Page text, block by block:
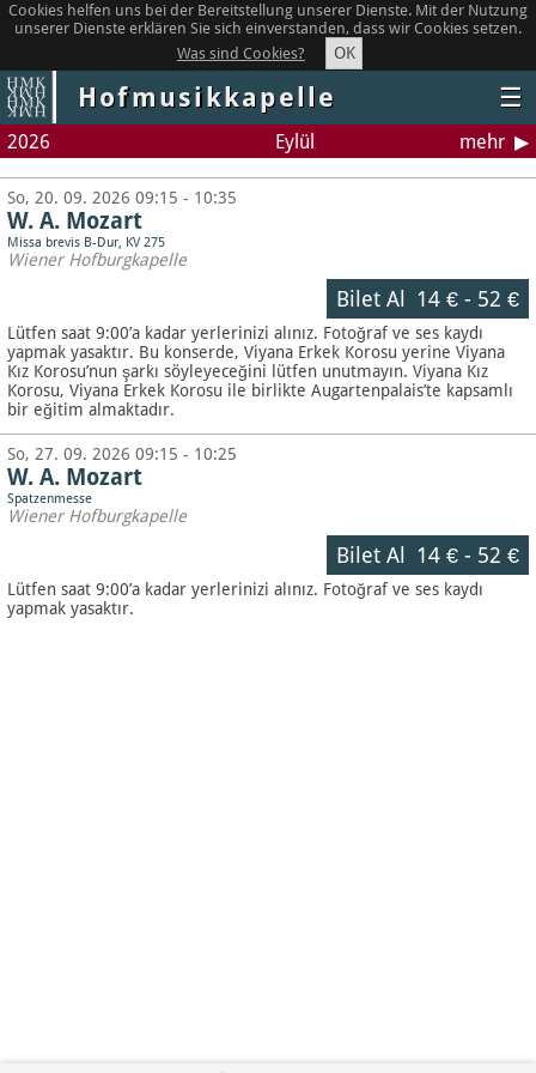
Cookies helfen uns bei der Bereitstellung unserer Dienste. Mit der Nutzung
unserer Dienste erklären Sie sich einverstanden, dass wir Cookies setzen.
Was sind Cookies?
OK
Hofmusikkapelle ☰
2026 Eylül mehr
So, 20. 09. 2026 09:15 - 10:35
W. A. Mozart
Missa brevis B-Dur, KV 275
Wiener Hofburgkapelle
Bilet Al 14 €- 52 €
Lütfen saat 9:00’a kadar yerlerinizi alınız. Fotoğraf ve ses kaydı
yapmak yasaktır. Bu konserde, Viyana Erkek Korosu yerine Viyana
Kız Korosu’nun şarkı söyleyeceğini lütfen unutmayın. Viyana Kız
Korosu, Viyana Erkek Korosu ile birlikte Augartenpalais’te kapsamlı
bir eğitim almaktadır.
So, 27. 09. 2026 09:15 - 10:25
W. A. Mozart
Spatzenmesse
Wiener Hofburgkapelle
Bilet Al 14 €- 52 €
Lütfen saat 9:00’a kadar yerlerinizi alınız. Fotoğraf ve ses kaydı
yapmak yasaktır.